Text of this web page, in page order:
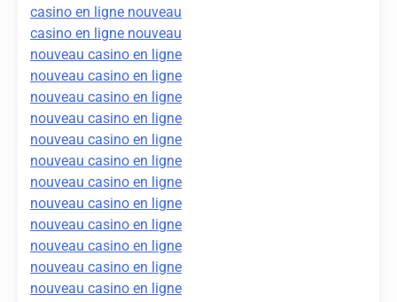
casino en ligne nouveau
casino en ligne nouveau
nouveau casino en ligne
nouveau casino en ligne
nouveau casino en ligne
nouveau casino en ligne
nouveau casino en ligne
nouveau casino en ligne
nouveau casino en ligne
nouveau casino en ligne
nouveau casino en ligne
nouveau casino en ligne
nouveau casino en ligne
nouveau casino en ligne